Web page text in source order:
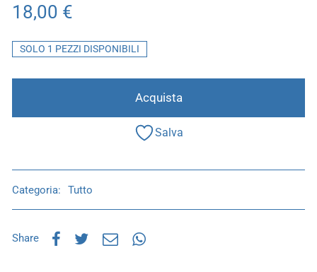
18,00 €
SOLO 1 PEZZI DISPONIBILI
Acquista
Salva
Categoria: Tutto
Share